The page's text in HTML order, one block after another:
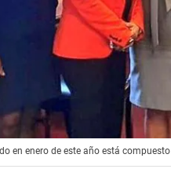
en enero de este año está